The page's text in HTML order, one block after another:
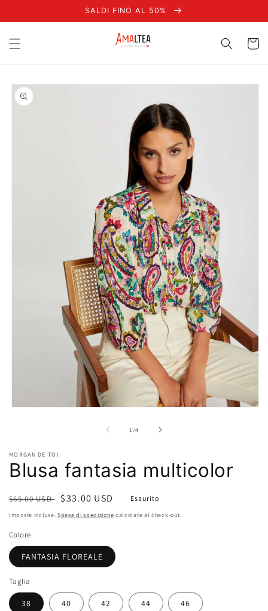
ai contenuti
SALDI FINO AL 50%
Carrello
Passa alle
informazioni
sul prodotto
finestra
modale
1 /su
4
MORGAN DE TOI
Blusa fantasia multicolor
Prezzo
di
$65.00 USD
Prezzo
scontato
$33.00 USD Esaurito
Imposte incluse. Spese di spedizione calcolate al check-out.
Colore
FANTASIA FLOREALE
Taglia
38 40 42 44 46